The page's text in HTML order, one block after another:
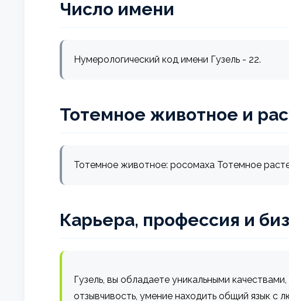
Число имени
Нумерологический код имени Гузель - 22.
Тотемное животное и
Тотемное животное: росомаха Тотемное
Карьера, профессия и
Гузель, вы обладаете уникальными
отзывчивость, умение находить общий язык с